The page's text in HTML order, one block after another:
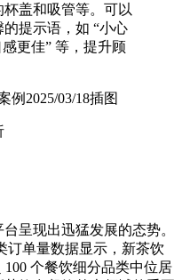
盖和吸管等。可以
提示语，如 “小心
更佳” 等，提升顾
呈现出迅猛发展的态势。
订单量数据显示，新茶饮
个餐饮细分品类中位居